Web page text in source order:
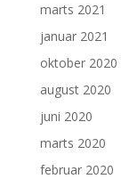
marts 2021
januar 2021
oktober 2020
august 2020
juni 2020
marts 2020
februar 2020